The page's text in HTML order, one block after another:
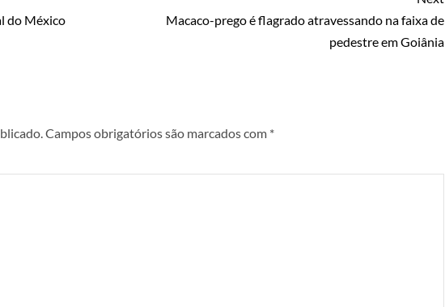
do México
Macaco-prego é flagrado atravessando na faixa de
pedestre em Goiânia
Campos obrigatórios são marcados com *